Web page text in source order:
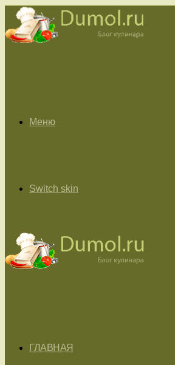
Меню
Switch skin
ГЛАВНАЯ